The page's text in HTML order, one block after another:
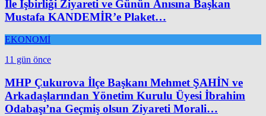
İle İşbirliği Ziyareti ve Günün Anısına Başkan
Mustafa KANDEMİR’e Plaket…
EKONOMİ
11 gün önce
MHP Çukurova İlçe Başkanı Mehmet ŞAHİN ve
Arkadaşlarından Yönetim Kurulu Üyesi İbrahim
Odabaşı’na Geçmiş olsun Ziyareti Morali…